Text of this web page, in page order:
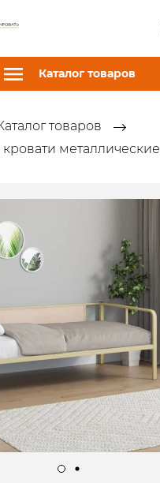
Каталог товаров
товаров
металлические